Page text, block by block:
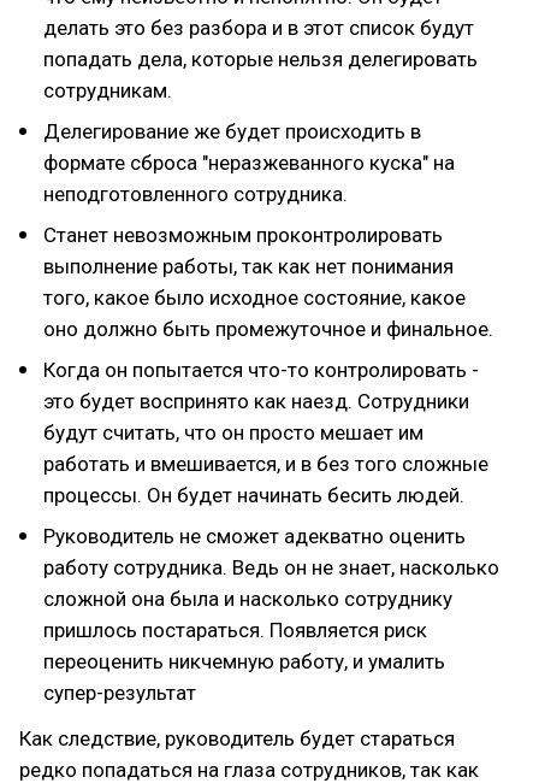
делать это без разбора и в этот список будут
попадать дела, которые нельзя делегировать
сотрудникам.
Делегирование же будет происходить в
формате сброса "неразжеванного куска" на
неподготовленного сотрудника.
Станет невозможным проконтролировать
выполнение работы, так как нет понимания
того, какое было исходное состояние, какое
оно должно быть промежуточное и финальное.
Когда он попытается что-то контролировать -
это будет воспринято как наезд. Сотрудники
будут считать, что он просто мешает им
работать и вмешивается, и в без того сложные
процессы. Он будет начинать бесить людей.
Руководитель не сможет адекватно оценить
работу сотрудника. Ведь он не знает, насколько
сложной она была и насколько сотруднику
пришлось постараться. Появляется риск
переоценить никчемную работу, и умалить
супер-результат
Как следствие, руководитель будет стараться
редко попадаться на глаза сотрудников, так как